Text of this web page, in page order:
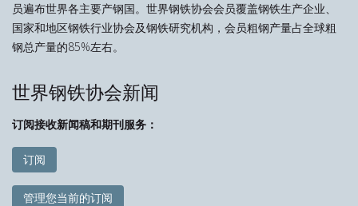
员遍布世界各主要产钢国。世界钢铁协会会员覆盖钢铁生产企业、
国家和地区钢铁行业协会及钢铁研究机构，会员粗钢产量占全球粗
钢总产量的85%左右。
世界钢铁协会新闻
订阅接收新闻稿和期刊服务：
订阅
管理您当前的订阅